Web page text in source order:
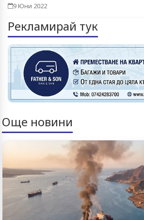
9 Юни 2022
Рекламирай тук
Още новини